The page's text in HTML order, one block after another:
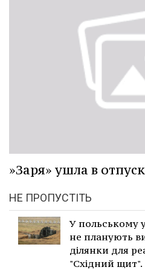
»Заря» ушла в отпуск
НЕ ПРОПУСТІТЬ
У польському
не планують
ділянки для
"Східний щит".